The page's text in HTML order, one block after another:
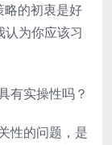
略的初衷是好
为你应该习
有实操性吗？
性的问题，是